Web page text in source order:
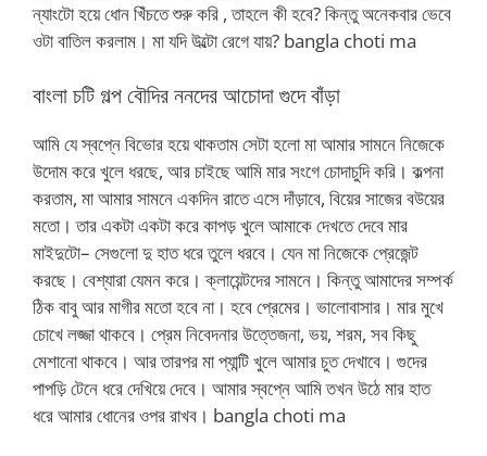
ন্যাংটো হয়ে ধোন খিঁচতে শুরু করি , তাহলে কী হবে? কিন্তু অনেকবার ভেবে
ওটা বাতিল করলাম। মা যদি উল্টো রেগে যায়? bangla choti ma
বাংলা চটি গল্প বৌদির ননদের আচোদা গুদে বাঁড়া
আমি যে স্বপ্নে বিভোর হয়ে থাকতাম সেটা হলো মা আমার সামনে নিজেকে
উদোম করে খুলে ধরছে, আর চাইছে আমি মার সংগে চোদাচুদি করি। কল্পনা
করতাম, মা আমার সামনে একদিন রাতে এসে দাঁড়াবে, বিয়ের সাজের বউয়ের
মতো। তার একটা একটা করে কাপড় খুলে আমাকে দেখতে দেবে মার
মাইদুটো– সেগুলো দু হাত ধরে তুলে ধরবে। যেন মা নিজেকে প্রেজেন্ট
করছে। বেশ্যারা যেমন করে। ক্লায়েন্টদের সামনে। কিন্তু আমাদের সম্পর্ক
ঠিক বাবু আর মাগীর মতো হবে না। হবে প্রেমের। ভালোবাসার। মার মুখে
চোখে লজ্জা থাকবে। প্রেম নিবেদনার উত্তেজনা, ভয়, শরম, সব কিছু
মেশানো থাকবে। আর তারপর মা প্যান্টি খুলে আমার চুত দেখাবে। গুদের
পাপড়ি টেনে ধরে দেখিয়ে দেবে। আমার স্বপ্নে আমি তখন উঠে মার হাত
ধরে আমার ধোনের ওপর রাখব। bangla choti ma